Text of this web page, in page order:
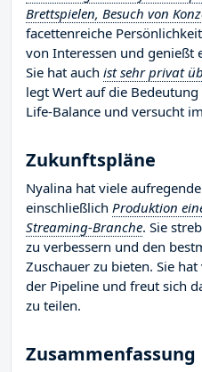
Brettspielen, Besuch von
facettenreiche
von Interessen und genießt
Sie hat auch ist sehr privat
legt Wert auf die
Life-Balance und versucht
Zukunftspläne
Nyalina hat viele
einschließlich Produktion
Streaming-Branche. Sie
zu verbessern und den
Zuschauer zu bieten. Sie
der Pipeline und freut sich
zu teilen.
Zusammenfassung